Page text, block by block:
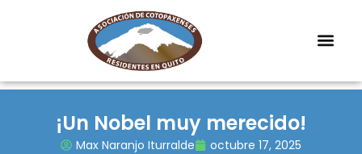
¡Un Nobel muy merecido!
Max Naranjo Iturralde octubre 17, 2025